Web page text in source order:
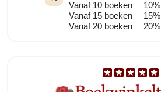
Vanaf 10 boeken
Vanaf 15 boeken
Vanaf 20 boeken